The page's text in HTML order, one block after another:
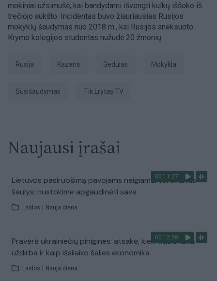
mokiniai užsimušė, kai bandydami išvengti kulkų iššoko iš
trečiojo aukšto. Incidentas buvo žiauriausias Rusijos
mokyklų šaudymas nuo 2018 m., kai Rusijos aneksuoto
Krymo kolegijos studentas nužudė 20 žmonių.
Rusija Kazanė gedulas Mokykla
susišaudymas tik Lrytas.TV
Naujausi įrašai
00:11:27
Lietuvos pasiruošimą pavojams neigiamai vertinantis
šaulys: nustokime apgaudinėti save
Laidos Nauja diena
00:12:58
Pravėrė ukrainiečių pinigines: atsakė, kiek vidutiniškai
uždirba ir kaip išsilaiko šalies ekonomika
Laidos Nauja diena